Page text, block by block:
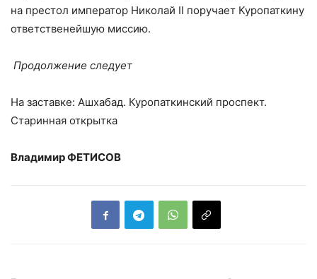
на престол император Николай II поручает Куропаткину
ответственейшую миссию.
Продолжение следует
На заставке: Ашхабад. Куропаткинский проспект.
Старинная открытка
Владимир ФЕТИСОВ